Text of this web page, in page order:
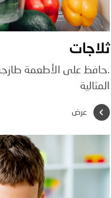
ثلاجات
.حافظ على الأطعمة
المثالية
عرض